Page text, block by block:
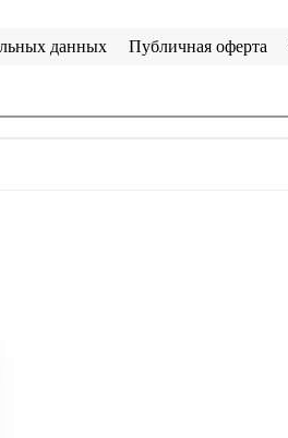
данных Публичная оферта